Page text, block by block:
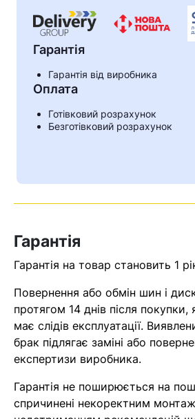
Кошик
Ваш номер
Гарантія
Гарантія від виробника
Оплата
Готівковий розрахунок
Безготівковий розрахунок
Гарантія
Гарантія на товар становить 1
Повернення або обмін шин і
протягом 14 днів після
має слідів експлуатації.
брак підлягає заміні або
експертизи виробника.
Гарантія не поширюється на
спричинені некоректним